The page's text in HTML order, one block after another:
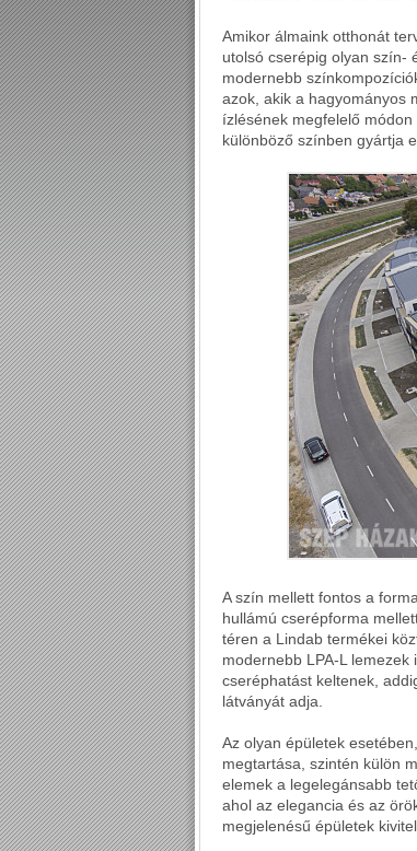
Amikor álmaink otthonát
utolsó cserépig olyan szín-
modernebb
azok, akik a hagyományos
ízlésének megfelelő
különböző színben gyártja
A szín mellett fontos a
hullámú cserépforma
téren a Lindab termékei
modernebb LPA-L
cseréphatást keltenek,
látványát adja.
Az olyan épületek
megtartása, szintén külön
elemek a legelegánsabb
ahol az elegancia és az
megjelenésű épületek